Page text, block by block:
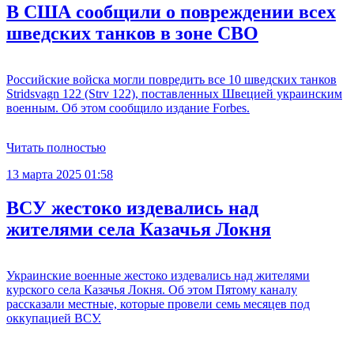
В США сообщили о повреждении всех
шведских танков в зоне СВО
Российские войска могли повредить все 10 шведских танков
Stridsvagn 122 (Strv 122), поставленных Швецией украинским
военным. Об этом сообщило издание Forbes.
Читать полностью
13 марта 2025 01:58
ВСУ жестоко издевались над
жителями села Казачья Локня
Украинские военные жестоко издевались над жителями
курского села Казачья Локня. Об этом Пятому каналу
рассказали местные, которые провели семь месяцев под
оккупацией ВСУ.